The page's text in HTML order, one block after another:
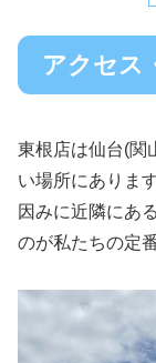
アクセス
東根店は仙台(関
い場所にあります
因みに近隣にあ
のが私たちの定